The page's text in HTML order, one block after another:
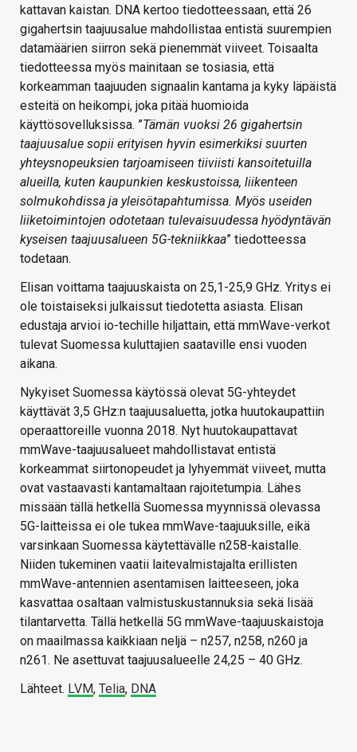
kattavan kaistan. DNA kertoo tiedotteessaan, että 26
gigahertsin taajuusalue mahdollistaa entistä suurempien
datamäärien siirron sekä pienemmät viiveet. Toisaalta
tiedotteessa myös mainitaan se tosiasia, että
korkeamman taajuuden signaalin kantama ja kyky läpäistä
esteitä on heikompi, joka pitää huomioida
käyttösovelluksissa. ”Tämän vuoksi 26 gigahertsin
taajuusalue sopii erityisen hyvin esimerkiksi suurten
yhteysnopeuksien tarjoamiseen tiiviisti kansoitetuilla
alueilla, kuten kaupunkien keskustoissa, liikenteen
solmukohdissa ja yleisötapahtumissa. Myös useiden
liiketoimintojen odotetaan tulevaisuudessa hyödyntävän
kyseisen taajuusalueen 5G-tekniikkaa” tiedotteessa
todetaan.
Elisan voittama taajuuskaista on 25,1-25,9 GHz. Yritys ei
ole toistaiseksi julkaissut tiedotetta asiasta. Elisan
edustaja arvioi io-techille hiljattain, että mmWave-verkot
tulevat Suomessa kuluttajien saataville ensi vuoden
aikana.
Nykyiset Suomessa käytössä olevat 5G-yhteydet
käyttävät 3,5 GHz:n taajuusaluetta, jotka huutokaupattiin
operaattoreille vuonna 2018. Nyt huutokaupattavat
mmWave-taajuusalueet mahdollistavat entistä
korkeammat siirtonopeudet ja lyhyemmät viiveet, mutta
ovat vastaavasti kantamaltaan rajoitetumpia. Lähes
missään tällä hetkellä Suomessa myynnissä olevassa
5G-laitteissa ei ole tukea mmWave-taajuuksille, eikä
varsinkaan Suomessa käytettävälle n258-kaistalle.
Niiden tukeminen vaatii laitevalmistajalta erillisten
mmWave-antennien asentamisen laitteeseen, joka
kasvattaa osaltaan valmistuskustannuksia sekä lisää
tilantarvetta. Tällä hetkellä 5G mmWave-taajuuskaistoja
on maailmassa kaikkiaan neljä – n257, n258, n260 ja
n261. Ne asettuvat taajuusalueelle 24,25 – 40 GHz.
Lähteet. LVM, Telia, DNA